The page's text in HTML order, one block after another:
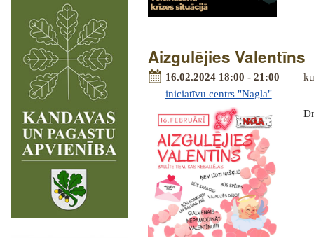
Aizgulējies Valentīns
16.02.2024 18:00 - 21:00
iniciatīvu centrs "Nagla"